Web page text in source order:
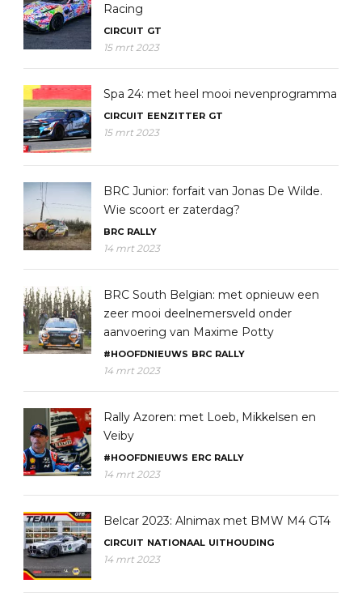
Racing
CIRCUIT GT
15 mrt 2023
Spa 24: met heel mooi nevenprogramma
CIRCUIT EENZITTER GT
15 mrt 2023
BRC Junior: forfait van Jonas De Wilde.
Wie scoort er zaterdag?
BRC RALLY
14 mrt 2023
BRC South Belgian: met opnieuw een
zeer mooi deelnemersveld onder
aanvoering van Maxime Potty
#HOOFDNIEUWS BRC RALLY
14 mrt 2023
Rally Azoren: met Loeb, Mikkelsen en
Veiby
#HOOFDNIEUWS ERC RALLY
14 mrt 2023
Belcar 2023: Alnimax met BMW M4 GT4
CIRCUIT NATIONAAL UITHOUDING
14 mrt 2023